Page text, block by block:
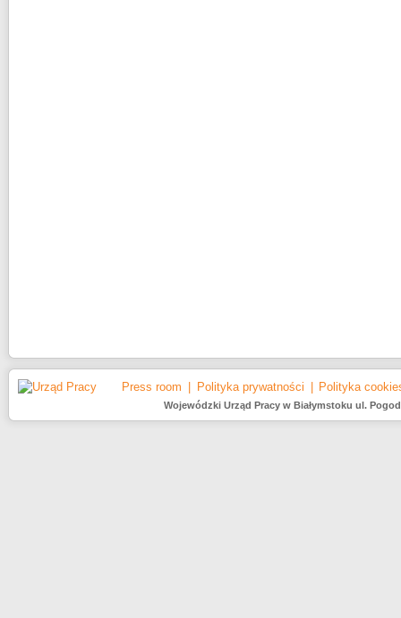
Press room Polityka prywatności Polityka
Wojewódzki Urząd Pracy w Białymstoku ul.